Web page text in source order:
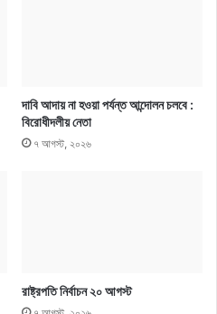
দাবি আদায় না হওয়া পর্যন্ত আন্দোলন চলবে :
বিরোধীদলীয় নেতা
৭ আগস্ট, ২০২৬
রাষ্ট্রপতি নির্বাচন ২০ আগস্ট